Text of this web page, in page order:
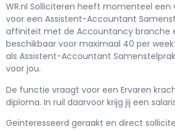
WR.nl Solliciteren heeft momenteel een
voor een Assistent-Accountant
affiniteit met de Accountancy branche
beschikbaar voor maximaal 40 per
als Assistent-Accountant
voor jou.
De functie vraagt voor een Ervaren
diploma. In ruil daarvoor krijg jij een
Geïnteresseerd geraakt en direct